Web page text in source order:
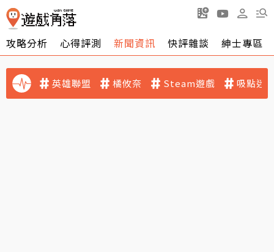
攻略分析 心得評測 新聞資訊 快評雜談 紳士專區
英雄聯盟 橘攸奈 Steam遊戲 吸點迷